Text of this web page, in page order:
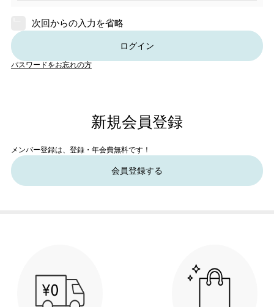
次回からの入力を省略
ログイン
パスワードをお忘れの方
新規会員登録
メンバー登録は、登録・年会費無料です！
会員登録する